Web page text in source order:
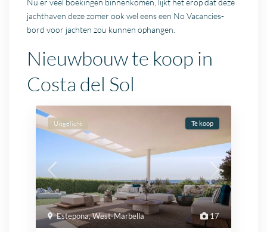
Nu er veel boekingen binnenkomen, lijkt het erop dat deze
jachthaven deze zomer ook wel eens een No Vacancies-
bord voor jachten zou kunnen ophangen.
Nieuwbouw te koop in
Costa del Sol
17
Estepona,West-Marbella
Uitgelicht Te koop